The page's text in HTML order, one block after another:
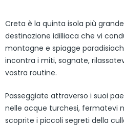
Creta è la quinta isola più
destinazione idilliaca che vi
montagne e spiagge
incontra i miti, sognate,
vostra routine.
Passeggiate attraverso i suoi
nelle acque turchesi, fermatevi
scoprite i piccoli segreti della